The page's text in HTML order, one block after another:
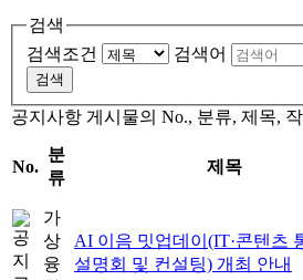
검색
검색조건
검색어
검색
공지사항 게시물의 No., 분류, 제목,
No.
분
류
제목
가
상
융
AI 이음 밋업데이(IT·콘텐츠
설명회 및 컨설팅) 개최 안내